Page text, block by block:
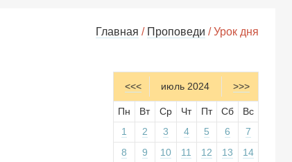
Главная / Проповеди / Урок дня
<<< июль 2024 >>>
Пн Вт Ср Чт Пт Сб
Вс
1
2 3 4 5 6
7
8
9 10 11 12 13
14